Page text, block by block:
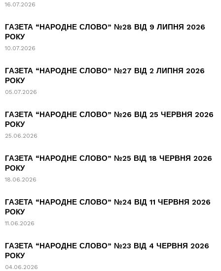
16.07.2026
ГАЗЕТА “НАРОДНЕ СЛОВО” №28 ВІД 9 ЛИПНЯ 2026
РОКУ
10.07.2026
ГАЗЕТА “НАРОДНЕ СЛОВО” №27 ВІД 2 ЛИПНЯ 2026
РОКУ
05.07.2026
ГАЗЕТА “НАРОДНЕ СЛОВО” №26 ВІД 25 ЧЕРВНЯ 2026
РОКУ
25.06.2026
ГАЗЕТА “НАРОДНЕ СЛОВО” №25 ВІД 18 ЧЕРВНЯ 2026
РОКУ
18.06.2026
ГАЗЕТА “НАРОДНЕ СЛОВО” №24 ВІД 11 ЧЕРВНЯ 2026
РОКУ
11.06.2026
ГАЗЕТА “НАРОДНЕ СЛОВО” №23 ВІД 4 ЧЕРВНЯ 2026
РОКУ
04.06.2026